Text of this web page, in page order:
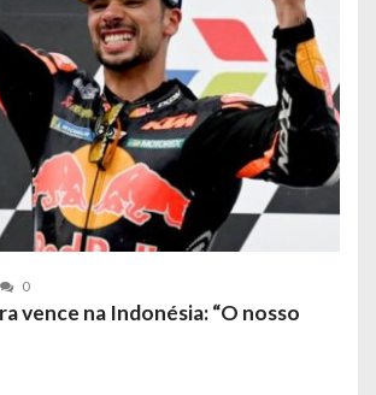
0
vence na Indonésia: “O nosso